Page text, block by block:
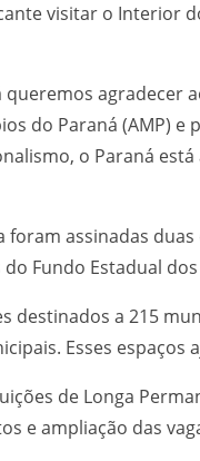
visitar o Interior
do Paraná (AMP)
o Paraná
foram assinadas
Fundo Estadual
destinados a 215
Esses
de Longa
e ampliação das